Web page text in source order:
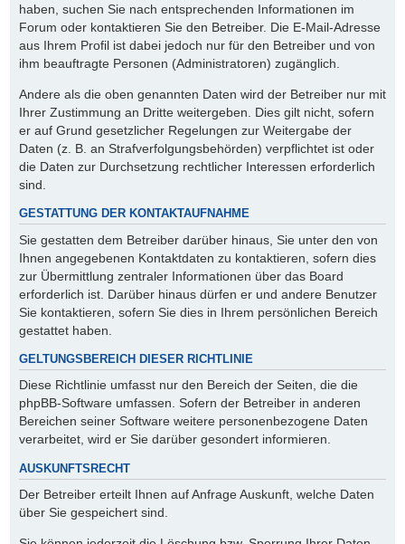
haben, suchen Sie nach entsprechenden Informationen im
Forum oder kontaktieren Sie den Betreiber. Die E-Mail-Adresse
aus Ihrem Profil ist dabei jedoch nur für den Betreiber und von
ihm beauftragte Personen (Administratoren) zugänglich.
Andere als die oben genannten Daten wird der Betreiber nur mit
Ihrer Zustimmung an Dritte weitergeben. Dies gilt nicht, sofern
er auf Grund gesetzlicher Regelungen zur Weitergabe der
Daten (z. B. an Strafverfolgungsbehörden) verpflichtet ist oder
die Daten zur Durchsetzung rechtlicher Interessen erforderlich
sind.
GESTATTUNG DER KONTAKTAUFNAHME
Sie gestatten dem Betreiber darüber hinaus, Sie unter den von
Ihnen angegebenen Kontaktdaten zu kontaktieren, sofern dies
zur Übermittlung zentraler Informationen über das Board
erforderlich ist. Darüber hinaus dürfen er und andere Benutzer
Sie kontaktieren, sofern Sie dies in Ihrem persönlichen Bereich
gestattet haben.
GELTUNGSBEREICH DIESER RICHTLINIE
Diese Richtlinie umfasst nur den Bereich der Seiten, die die
phpBB-Software umfassen. Sofern der Betreiber in anderen
Bereichen seiner Software weitere personenbezogene Daten
verarbeitet, wird er Sie darüber gesondert informieren.
AUSKUNFTSRECHT
Der Betreiber erteilt Ihnen auf Anfrage Auskunft, welche Daten
über Sie gespeichert sind.